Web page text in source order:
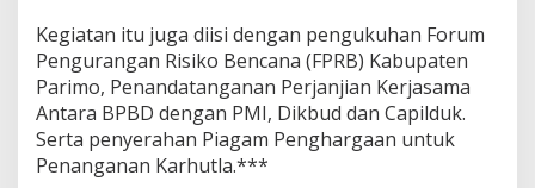
Kegiatan itu juga diisi dengan pengukuhan Forum
Pengurangan Risiko Bencana (FPRB) Kabupaten
Parimo, Penandatanganan Perjanjian Kerjasama
Antara BPBD dengan PMI, Dikbud dan Capilduk.
Serta penyerahan Piagam Penghargaan untuk
Penanganan Karhutla.***